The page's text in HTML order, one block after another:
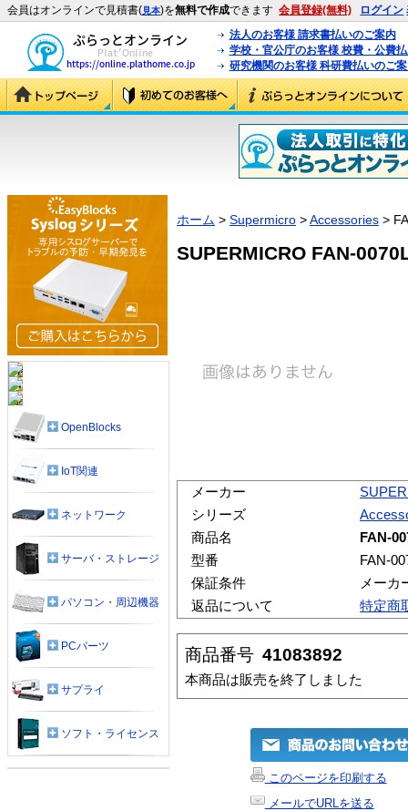
会員はオンラインで見積書(見本)を無料で作成できます 会員登録(無料) ログイン
法人のお客様 請求書払いのご案内
学校・官公庁のお客様 校費・公費
研究機関のお客様 科研費払いのご
ホーム > Supermicro >Accessories >
SUPERMICRO FAN-
メーカー
シリーズ
商品名
FAN-
型番
FAN-
保証条件
メーカ
返品について
特定商
商品番号 41083892
本商品は販売を終了しました
このページを印刷する
メールでURLを送る
OpenBlocks
IoT関連
ネットワーク
サーバ・ストレージ
パソコン・周辺機器
PCパーツ
サプライ
ソフト・ライセンス